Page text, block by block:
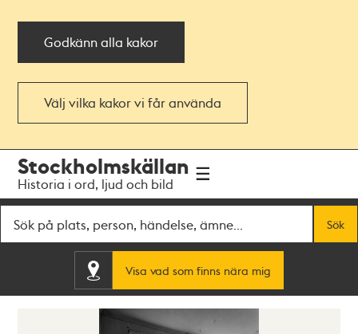
Godkänn alla kakor
Välj vilka kakor vi får använda
navigationen
huvudinnehållet
Stockholmskällan
Historia i ord, ljud och bild
Sök
Visa vad som finns nära mig